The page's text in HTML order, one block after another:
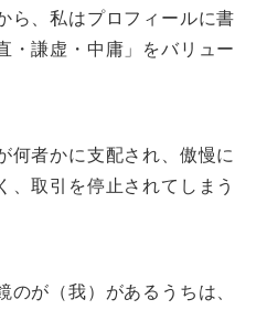
ら、私はプロフィールに書
・謙虚・中庸」をバリュー
何者かに支配され、傲慢に
、取引を停止されてしまう
が（我）があるうちは、